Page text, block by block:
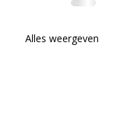
Alles weergeven